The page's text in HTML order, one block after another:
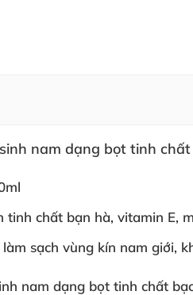
nam dạng bọt tinh
tinh chất bạn hà, vitamin E,
làm sạch vùng kín nam giới,
nam dạng bọt tinh chất